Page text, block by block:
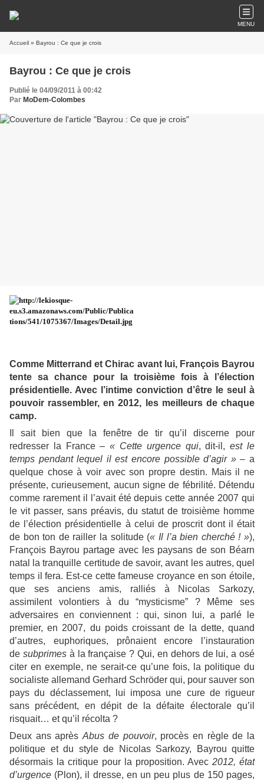
MENU
Accueil » Bayrou : Ce que je crois
Bayrou : Ce que je crois
Publié le 04/09/2011 à 00:42
Par MoDem-Colombes
Comme Mitterrand et Chirac avant lui, François Bayrou
tente sa chance pour la troisième fois à l’élection
présidentielle. Avec l’intime conviction d’être le seul à
pouvoir rassembler, en 2012, les meilleurs de chaque
camp.
Il sait bien que la fenêtre de tir qu’il discerne pour
redresser la France –« Cette urgence qui, dit-il,est le
temps pendant lequel il est encore possible d’agir »– a
quelque chose à voir avec son propre destin. Mais il ne
présente, curieusement, aucun signe de fébrilité. Détendu
comme rarement il l’avait été depuis cette année 2007 qui
le vit passer, sans préavis, du statut de troisième homme
de l’élection présidentielle à celui de proscrit dont il était
de bon ton de railler la solitude (« Il l’a bien cherché ! »),
François Bayrou partage avec les paysans de son Béarn
natal la tranquille certitude de savoir, avant les autres, quel
temps il fera. Est-ce cette fameuse croyance en son étoile,
que ses anciens amis, ralliés à Nicolas Sarkozy,
assimilent volontiers à du “mysticisme” ? Même ses
adversaires en conviennent : qui, sinon lui, a parlé le
premier, en 2007, du poids croissant de la dette, quand
d’autres, euphoriques, prônaient encore l’instauration
de subprimes à la française ? Qui, en dehors de lui, a osé
citer en exemple, ne serait-ce qu’une fois, la politique du
socialiste allemand Gerhard Schröder qui, pour sauver son
pays du déclassement, lui imposa une cure de rigueur
sans précédent, en dépit de la défaite électorale qu’il
risquait… et qu’il récolta ?
Deux ans aprèsAbus de pouvoir, procès en règle de la
politique et du style de Nicolas Sarkozy, Bayrou quitte
désormais la critique pour la proposition. Avec 2012, état
d’urgence (Plon), il dresse, en un peu plus de 150 pages,